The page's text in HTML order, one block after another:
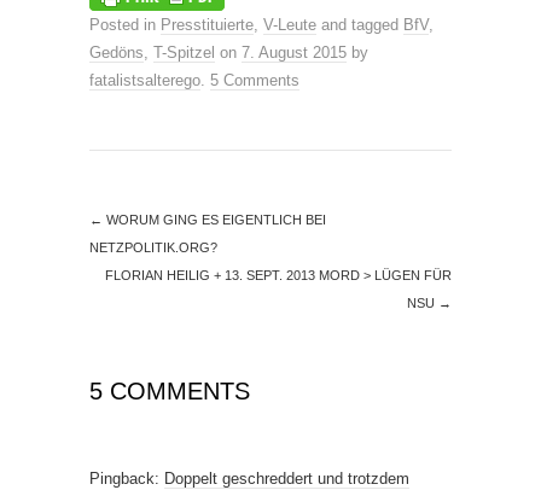
Posted in Presstituierte, V-Leute and tagged BfV,
Gedöns, T-Spitzel on 7. August 2015 by
fatalistsalterego. 5 Comments
← WORUM GING ES EIGENTLICH BEI
NETZPOLITIK.ORG?
FLORIAN HEILIG + 13. SEPT. 2013 MORD > LÜGEN FÜR
NSU →
5 COMMENTS
Pingback: Doppelt geschreddert und trotzdem